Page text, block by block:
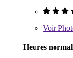
Voir
Heures